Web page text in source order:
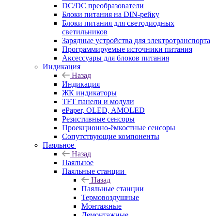
DC/DC преобразователи
Блоки питания на DIN-рейку
Блоки питания для светодиодных
светильников
Зарядные устройства для электротранспорта
Программируемые источники питания
Аксессуары для блоков питания
Индикация
Назад
Индикация
ЖК индикаторы
TFT панели и модули
ePaper, OLED, AMOLED
Резистивные сенсоры
Проекционно-ёмкостные сенсоры
Сопутствующие компоненты
Паяльное
Назад
Паяльное
Паяльные станции
Назад
Паяльные станции
Термовоздушные
Монтажные